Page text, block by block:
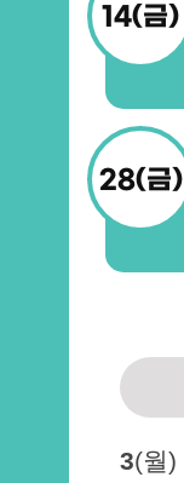
14(금)
28(금)
3(월)